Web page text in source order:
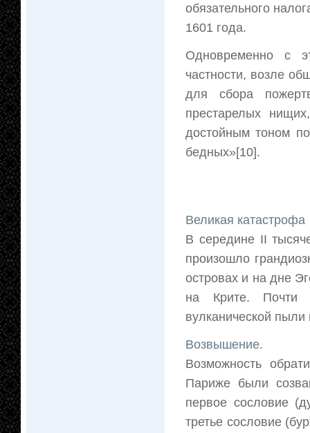
обязательного
1601 года.
Одновременно с
частности, возле
для сбора
престарелых
достойным тоном
бедных»[10].
Великая катастрофа
В середине II
произошло
островах и на дне
на Крите. Почти
вулканической пыли
Возвышение.
Возможность
Париже были
первое сословие
третье сословие